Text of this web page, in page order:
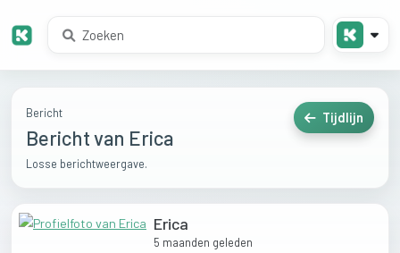
Bericht
Bericht van Erica
Losse berichtweergave.
Tijdlijn
Erica
5 maanden geleden